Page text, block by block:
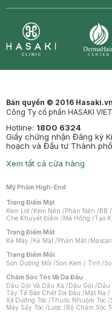
Bản quyền © 2016 Hasaki.vn
Công Ty cổ phần HASAKI
Hotline: 1800 6324
Giấy chứng nhận Đăng ký
hoạch và Đầu tư Thành
Xem tất cả cửa hàng
Mỹ Phẩm High-End
Trang Điểm Mặt
Kem Lót /Kem Nền /Phấn Nền /BB
Che Khuyết Điểm /Má Hồng /Tạo
Trang Điểm Mắt
Kẻ Mày /Kẻ Mắt /Phấn Mắt /
Trang Điểm Môi
Son Dưỡng Môi /Son Kem / Tint /
Chăm Sóc Tóc Và Da Đầu
Dầu Gội Và Dầu Xả /Dầu Gội /Dầu
Tẩy Tế Bào Chết Da Đầu /Mặt Nạ /
Xịt Dưỡng Tóc /Thuốc Nhuộm Tóc /
Máy Sấy Tóc /Lược /Bộ Chăm Sóc